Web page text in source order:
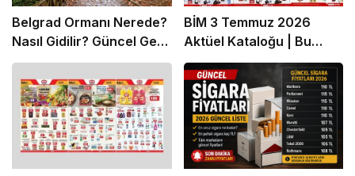
Belgrad Ormanı Nerede?
Nasıl Gidilir? Güncel Gezi
Rehberi
BİM 3 Temmuz 2026
Aktüel Kataloğu | Bu
Hafta İndirime Giren
Ürünler